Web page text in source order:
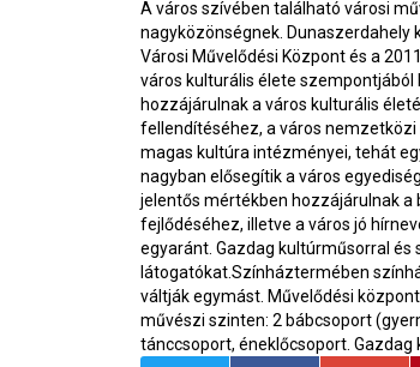
A város szívében található városi
nagyközönségnek. Dunaszerdahely
Városi Művelődési Központ és a
város kulturális élete
hozzájárulnak a város kulturális
fellendítéséhez, a város
magas kultúra intézményei, tehát
nagyban elősegítik a város
jelentős mértékben hozzájárulnak
fejlődéséhez, illetve a város jó
egyaránt. Gazdag kultúrműsorral
látogatókat.Színháztermében
váltják egymást. Művelődési
művészi szinten: 2 bábcsoport
tánccsoport, éneklőcsoport. Gazdag